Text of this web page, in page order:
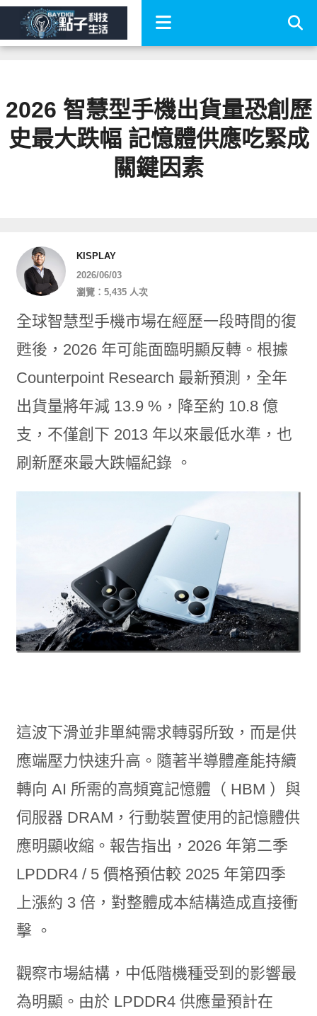
2026 智慧型手機出貨量恐創歷
史最大跌幅 記憶體供應吃緊成
關鍵因素
KISPLAY
2026/06/03
瀏覽：5,435 人次
全球智慧型手機市場在經歷一段時間的復
甦後，2026 年可能面臨明顯反轉。根據
Counterpoint Research 最新預測，全年
出貨量將年減 13.9 %，降至約 10.8 億
支，不僅創下 2013 年以來最低水準，也
刷新歷來最大跌幅紀錄 。
這波下滑並非單純需求轉弱所致，而是供
應端壓力快速升高。隨著半導體產能持續
轉向 AI 所需的高頻寬記憶體（ HBM ）與
伺服器 DRAM，行動裝置使用的記憶體供
應明顯收縮。報告指出，2026 年第二季
LPDDR4 / 5 價格預估較 2025 年第四季
上漲約 3 倍，對整體成本結構造成直接衝
擊 。
觀察市場結構，中低階機種受到的影響最
為明顯。由於 LPDDR4 供應量預計在